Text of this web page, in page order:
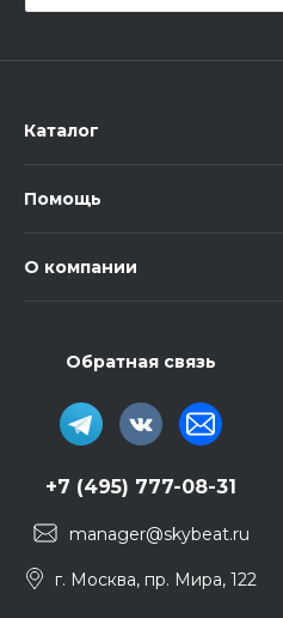
Каталог
Помощь
О компании
Обратная связь
+7 (495) 777-08-31
manager@skybeat.ru
г. Москва, пр. Мира, 122